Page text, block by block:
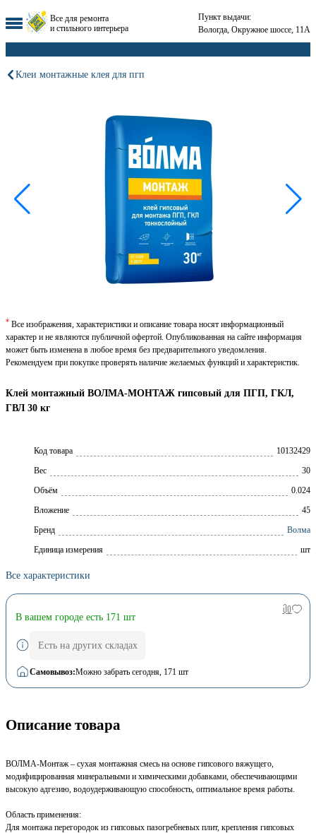
Все для ремонта
и стильного интерьера
Пункт выдачи:
Вологда, Окружное шоссе, 11А
Клеи монтажные клея для пгп
Клей монтажный ВОЛМА-МОНТАЖ гипсовый для ПГП, ГКЛ,
ГВЛ 30 кг
Код товара
10132429
Вес
30
Объём
0.024
Вложение
45
Брeнд
Волма
Единица измерения
шт
Все характеристики
* Все изображения, характеристики и описание товара носят информационный
характер и не являются публичной офертой. Опубликованная на сайте информация
может быть изменена в любое время без предварительного уведомления.
Рекомендуем при покупке проверять наличие желаемых функций и характеристик.
В вашем городе есть 171 шт
Есть на других складах
Самовывоз:Можно забрать сегодня, 171 шт
Описание товара
ВОЛМА-Монтаж – сухая монтажная смесь на основе гипсового вяжущего,
модифицированная минеральными и химическими добавками, обеспечивающими
высокую адгезию, водоудерживающую способность, оптимальное время работы.
Область применения:
Для монтажа перегородок из гипсовых пазогребневых плит, крепления гипсовых